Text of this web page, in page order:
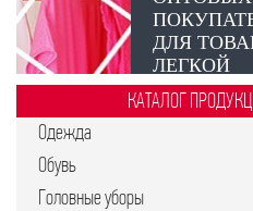
ДЛЯ
ЛЕГКОЙ
Век онлайн-
Подобрать
КАТАЛОГ
Одежда
Обувь
Головные уборы